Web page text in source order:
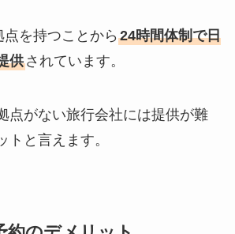
を持つことから 24時間体制で日
供されています。
点がない旅行会社には提供が難
トと言えます。